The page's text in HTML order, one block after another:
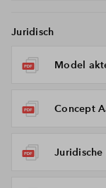
Juridisch
Model
Concept